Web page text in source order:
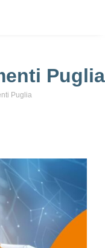
Puglia
Puglia